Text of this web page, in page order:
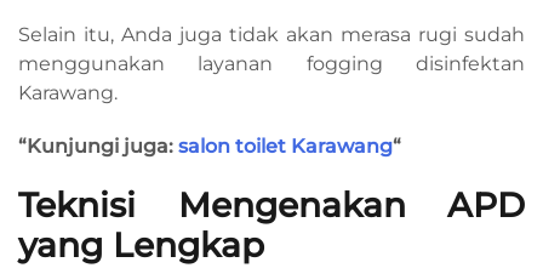
Selain itu, Anda juga tidak akan merasa rugi sudah
menggunakan layanan fogging disinfektan
Karawang.
“Kunjungi juga: salon toilet Karawang“
Teknisi Mengenakan APD
yang Lengkap